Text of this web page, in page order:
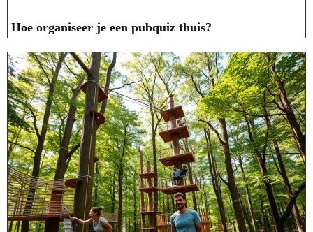
Hoe organiseer je een pubquiz thuis?